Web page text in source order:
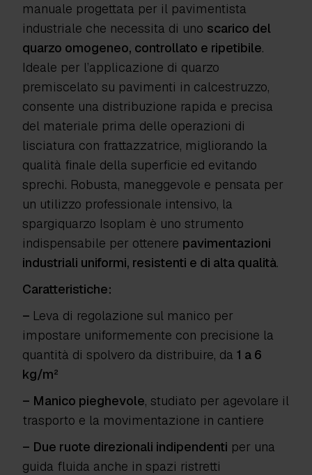
manuale progettata per il pavimentista
industriale che necessita di uno scarico del
quarzo omogeneo, controllato e ripetibile.
Ideale per l’applicazione di quarzo
premiscelato su pavimenti in calcestruzzo,
consente una distribuzione rapida e precisa
del materiale prima delle operazioni di
lisciatura con frattazzatrice, migliorando la
qualità finale della superficie ed evitando
sprechi. Robusta, maneggevole e pensata per
un utilizzo professionale intensivo, la
spargiquarzo Isoplam è uno strumento
indispensabile per ottenere pavimentazioni
industriali uniformi, resistenti e di alta qualità.
Caratteristiche:
– Leva di regolazione sul manico per
impostare uniformemente con precisione la
quantità di spolvero da distribuire, da 1 a 6
kg/m²
– Manico pieghevole, studiato per agevolare il
trasporto e la movimentazione in cantiere
– Due ruote direzionali indipendenti per una
guida fluida anche in spazi ristretti